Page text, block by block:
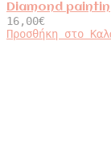
Diamond
16,00€
Προσθήκη στο